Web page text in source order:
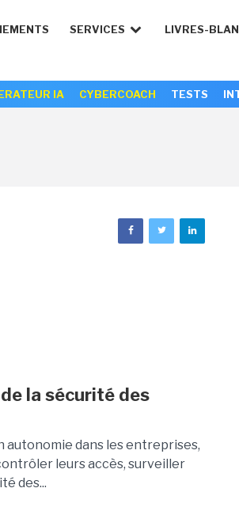
SERVICES LIVRES-
IA CYBERCOACH TESTS
la sécurité des
autonomie dans les entreprises,
leurs accès, surveiller
des...